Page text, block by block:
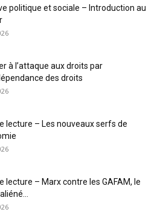
politique et sociale – Introduction au
à l’attaque aux droits par
des droits
lecture – Les nouveaux serfs de
lecture – Marx contre les GAFAM, le